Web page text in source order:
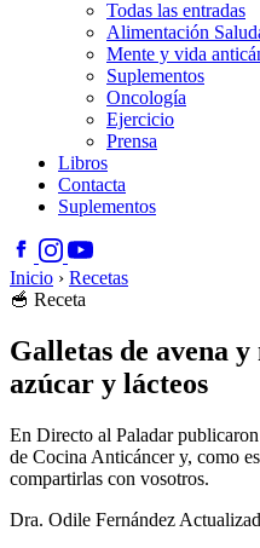
Todas las entradas
Alimentación
Mente y vida
Suplementos
Oncología
Ejercicio
Prensa
Libros
Contacta
Suplementos
Inicio › Recetas
🥣 Receta
Galletas de avena
azúcar y lácteos
En Directo al Paladar
de Cocina Anticáncer y, como
compartirlas con vosotros.
Dra. Odile Fernández